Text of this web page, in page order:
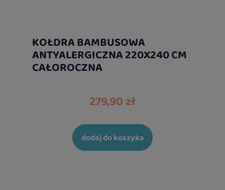
KOŁDRA BAMBUSOWA
ANTYALERGICZNA 220X240 CM
CAŁOROCZNA
279,90 zł
dodaj do koszyka